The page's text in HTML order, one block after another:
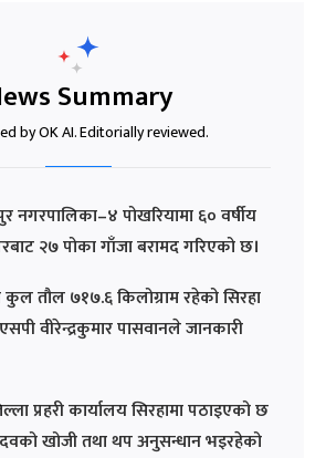
Summary
by OK AI. Editorially reviewed.
नगरपालिका–४ पोखरियामा ६० वर्षीय
२७ पोका गाँजा बरामद गरिएको छ।
कुल तौल ७१७.६ किलोग्राम रहेको सिरहा
वीरेन्द्रकुमार पासवानले जानकारी
प्रहरी कार्यालय सिरहामा पठाइएको छ
खोजी तथा थप अनुसन्धान भइरहेको